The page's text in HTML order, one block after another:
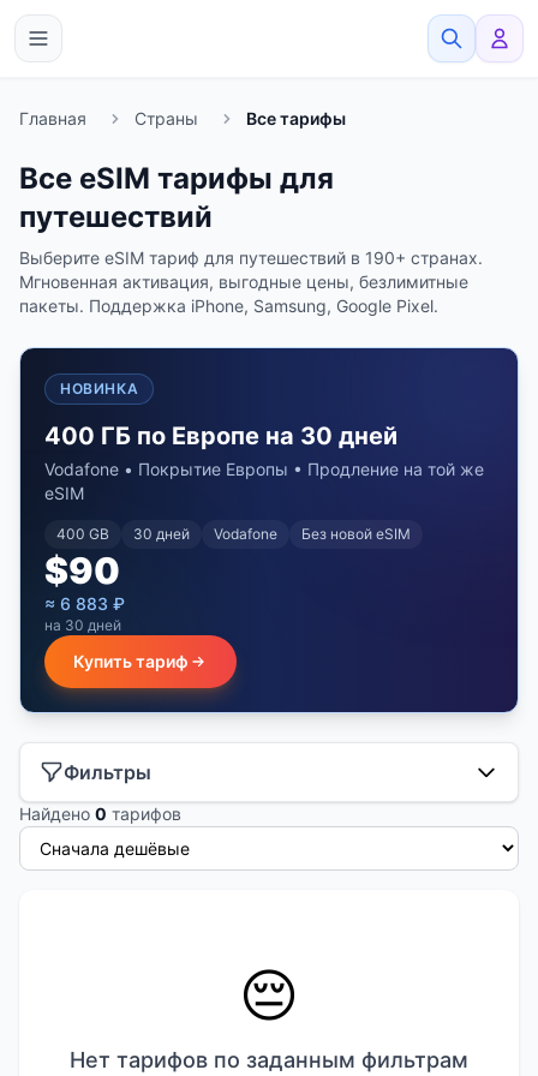
Главная Страны Все тарифы
Все eSIM тарифы для
путешествий
Выберите eSIM тариф для путешествий в 190+ странах.
Мгновенная активация, выгодные цены, безлимитные
пакеты. Поддержка iPhone, Samsung, Google Pixel.
НОВИНКА
400 ГБ по Европе на 30 дней
Vodafone • Покрытие Европы • Продление на той же
eSIM
400 GB 30 дней Vodafone Без новой eSIM
$90
≈ 6 883 ₽
на 30 дней
Купить тариф
Фильтры
Найдено 0 тарифов
😔
Нет тарифов по заданным фильтрам